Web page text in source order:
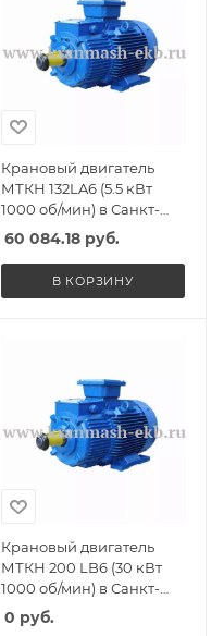
Крановый двигатель
МТКН 132LA6 (5.5 кВт
1000 об/мин) в Санкт-
Петербурге, Спб
60 084.18руб.
В КОРЗИНУ
Крановый двигатель
МТКН 200 LB6 (30 кВт
1000 об/мин) в Санкт-
Петербурге, Спб
0 руб.